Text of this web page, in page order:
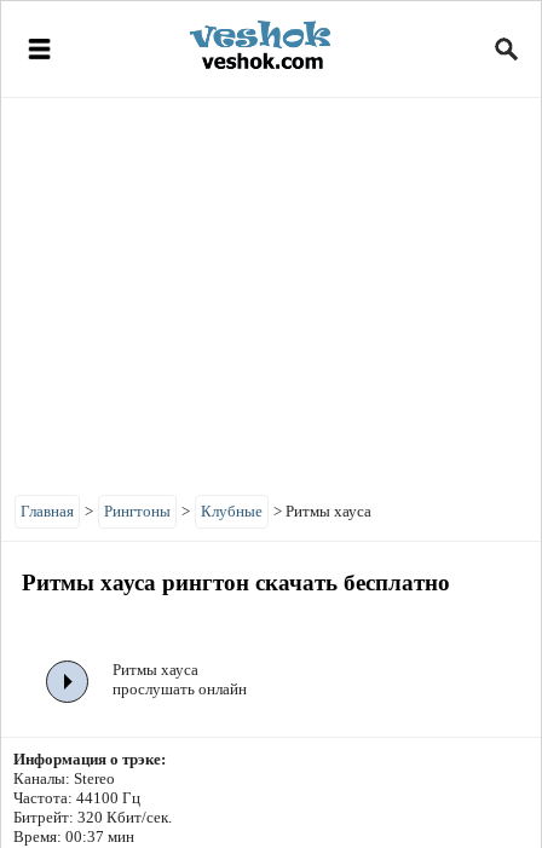
Главная > Рингтоны > Клубные > Ритмы хауса
Ритмы хауса рингтон скачать бесплатно
Ритмы хауса
прослушать онлайн
Информация о трэке:
Каналы: Stereo
Частота: 44100 Гц
Битрейт: 320 Кбит/сек.
Время: 00:37 мин